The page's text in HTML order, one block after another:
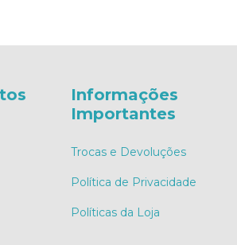
Informações
Importantes
Trocas e Devoluções
Política de Privacidade
Políticas da Loja